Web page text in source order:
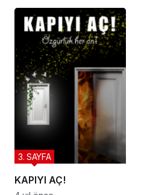
KAPIYI AÇ!
3. SAYFA